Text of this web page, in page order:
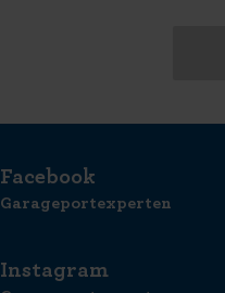
Facebook
Garageportexperten
Instagram